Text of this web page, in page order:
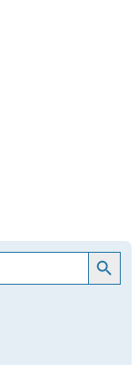
Search Button